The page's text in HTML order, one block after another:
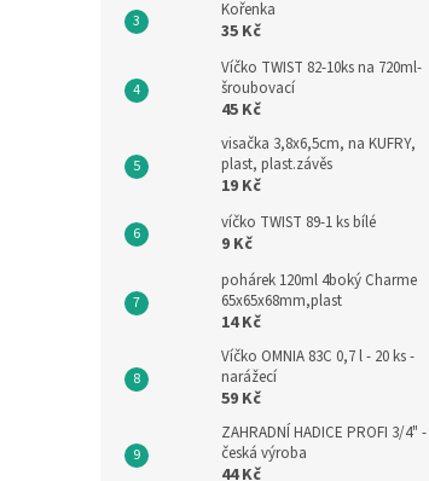
Kořenka
35 Kč
Víčko TWIST 82-10ks na 720ml-
šroubovací
45 Kč
visačka 3,8x6,5cm, na KUFRY,
plast, plast.závěs
19 Kč
víčko TWIST 89-1 ks bílé
9 Kč
pohárek 120ml 4boký Charme
65x65x68mm,plast
14 Kč
Víčko OMNIA 83C 0,7 l - 20 ks -
narážecí
59 Kč
ZAHRADNÍ HADICE PROFI 3/4" -
česká výroba
44 Kč